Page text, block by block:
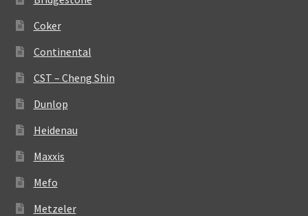
Coker
Continental
CST – Cheng Shin
Dunlop
Heidenau
Maxxis
Mefo
Metzeler